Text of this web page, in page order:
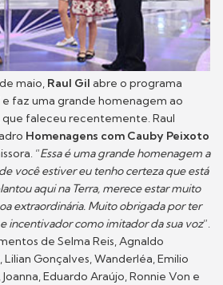
maio, Raul Gil abre o programa
e faz uma grande homenagem ao
que faleceu recentemente. Raul
Homenagens com Cauby Peixoto
“Essa é uma grande homenagem a
você estiver eu tenho certeza que está
aqui na Terra, merece estar muito
extraordinária. Muito obrigada por ter
incentivador como imitador da sua voz”.
de Selma Reis, Agnaldo
Gonçalves, Wanderléa, Emilio
Eduardo Araújo, Ronnie Von e